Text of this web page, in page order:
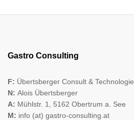
Gastro Consulting
F: Übertsberger Consult & Technologie
N: Alois Übertsberger
A: Mühlstr. 1, 5162 Obertrum a. See
M: info (at) gastro-consulting.at